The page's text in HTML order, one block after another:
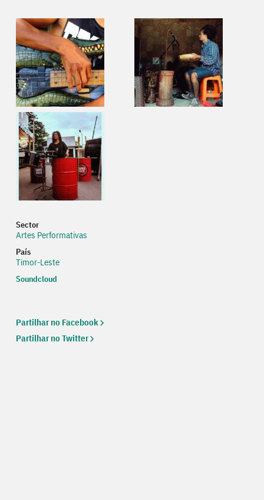
Sector
Artes Performativas
País
Timor-Leste
Web
Soundcloud
Partilhar no Facebook
Partilhar no Twitter